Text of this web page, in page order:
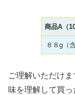
商品A（
８８g（
ご理解いただけ
味を理解して買